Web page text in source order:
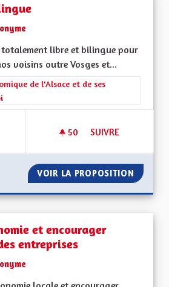
totalement libre et bilingue pour
voisins outre Vosges et...
la catégorie : L'attractivité
de l'Alsace et de ses
50 50 ABONNÉS
SUIVRE
VOIR LA PROPOSITION
et encourager
entreprises